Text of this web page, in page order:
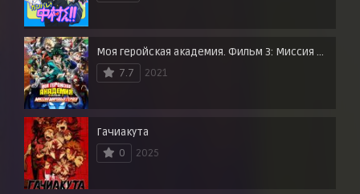
Моя геройская академия. Фильм 3: Миссия мировых героев
7.7
2021
Гачиакута
0
2025